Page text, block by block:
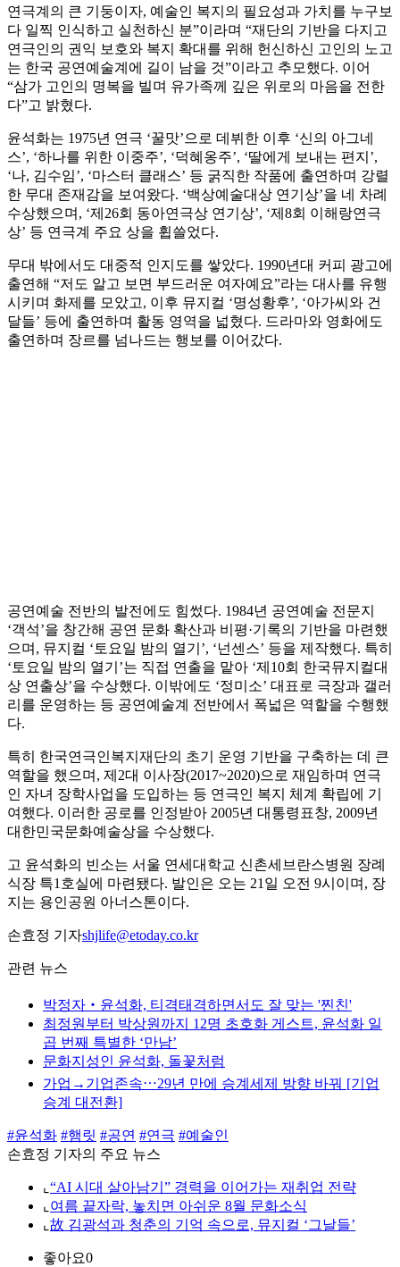
연극계의 큰 기둥이자, 예술인 복지의 필요성과 가치를 누구보
다 일찍 인식하고 실천하신 분”이라며 “재단의 기반을 다지고
연극인의 권익 보호와 복지 확대를 위해 헌신하신 고인의 노고
는 한국 공연예술계에 길이 남을 것”이라고 추모했다. 이어
“삼가 고인의 명복을 빌며 유가족께 깊은 위로의 마음을 전한
다”고 밝혔다.
윤석화는 1975년 연극 ‘꿀맛’으로 데뷔한 이후 ‘신의 아그네
스’, ‘하나를 위한 이중주’, ‘덕혜옹주’, ‘딸에게 보내는 편지’,
‘나, 김수임’, ‘마스터 클래스’ 등 굵직한 작품에 출연하며 강렬
한 무대 존재감을 보여왔다. ‘백상예술대상 연기상’을 네 차례
수상했으며, ‘제26회 동아연극상 연기상’, ‘제8회 이해랑연극
상’ 등 연극계 주요 상을 휩쓸었다.
무대 밖에서도 대중적 인지도를 쌓았다. 1990년대 커피 광고에
출연해 “저도 알고 보면 부드러운 여자예요”라는 대사를 유행
시키며 화제를 모았고, 이후 뮤지컬 ‘명성황후’, ‘아가씨와 건
달들’ 등에 출연하며 활동 영역을 넓혔다. 드라마와 영화에도
출연하며 장르를 넘나드는 행보를 이어갔다.
공연예술 전반의 발전에도 힘썼다. 1984년 공연예술 전문지
‘객석’을 창간해 공연 문화 확산과 비평·기록의 기반을 마련했
으며, 뮤지컬 ‘토요일 밤의 열기’, ‘넌센스’ 등을 제작했다. 특히
‘토요일 밤의 열기’는 직접 연출을 맡아 ‘제10회 한국뮤지컬대
상 연출상’을 수상했다. 이밖에도 ‘정미소’ 대표로 극장과 갤러
리를 운영하는 등 공연예술계 전반에서 폭넓은 역할을 수행했
다.
특히 한국연극인복지재단의 초기 운영 기반을 구축하는 데 큰
역할을 했으며, 제2대 이사장(2017~2020)으로 재임하며 연극
인 자녀 장학사업을 도입하는 등 연극인 복지 체계 확립에 기
여했다. 이러한 공로를 인정받아 2005년 대통령표창, 2009년
대한민국문화예술상을 수상했다.
고 윤석화의 빈소는 서울 연세대학교 신촌세브란스병원 장례
식장 특1호실에 마련됐다. 발인은 오는 21일 오전 9시이며, 장
지는 용인공원 아너스톤이다.
손효정 기자shjlife@etoday.co.kr
관련 뉴스
박정자‧윤석화, 티격태격하면서도 잘 맞는 '찐친'
최정원부터 박상원까지 12명 초호화 게스트, 윤석화 일
곱 번째 특별한 ‘만남’
문화지성인 윤석화, 돌꽃처럼
가업→기업존속⋯29년 만에 승계세제 방향 바꿔 [기업
승계 대전환]
#윤석화 #햄릿 #공연 #연극 #예술인
손효정 기자의 주요 뉴스
⌞ “AI 시대 살아남기” 경력을 이어가는 재취업 전략
⌞ 여름 끝자락, 놓치면 아쉬운 8월 문화소식
⌞ 故 김광석과 청춘의 기억 속으로, 뮤지컬 ‘그날들’
좋아요0